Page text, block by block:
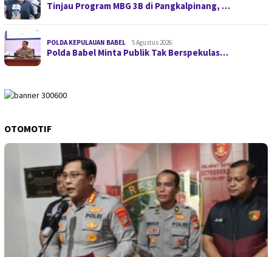
Tinjau Program MBG 3B di Pangkalpinang, …
POLDA KEPULAUAN BABEL 5 Agustus 2026
Polda Babel Minta Publik Tak Berspekulas…
OTOMOTIF